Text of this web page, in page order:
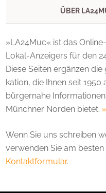
ÜBER
»LA24Muc« ist das
Lokal-Anzeigers für den
Diese Seiten ergänzen
kation, die Ihnen seit 1950
bürgernahe
Münchner Norden bietet.
Wenn Sie uns schreiben
verwenden Sie am besten
Kontaktformular.